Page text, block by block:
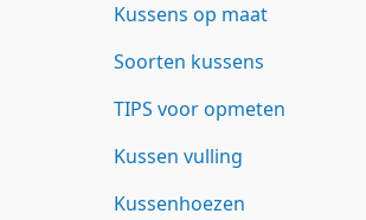
Kussens op maat
Soorten kussens
TIPS voor opmeten
Kussen vulling
Kussenhoezen